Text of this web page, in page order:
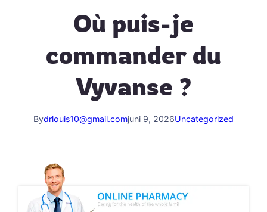
Où puis-je
commander du
Vyvanse ?
Bydrlouis10@gmail.comjuni 9, 2026Uncategorized